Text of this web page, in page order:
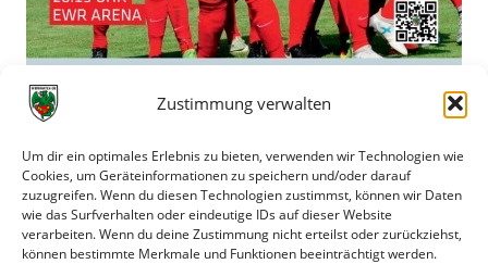
Zustimmung verwalten
Um dir ein optimales Erlebnis zu bieten, verwenden wir Technologien wie
Cookies, um Geräteinformationen zu speichern und/oder darauf
zuzugreifen. Wenn du diesen Technologien zustimmst, können wir Daten
wie das Surfverhalten oder eindeutige IDs auf dieser Website
verarbeiten. Wenn du deine Zustimmung nicht erteilst oder zurückziehst,
können bestimmte Merkmale und Funktionen beeinträchtigt werden.
18.09.2017
1.FC Saarbrücken
(PDF 7 MB)